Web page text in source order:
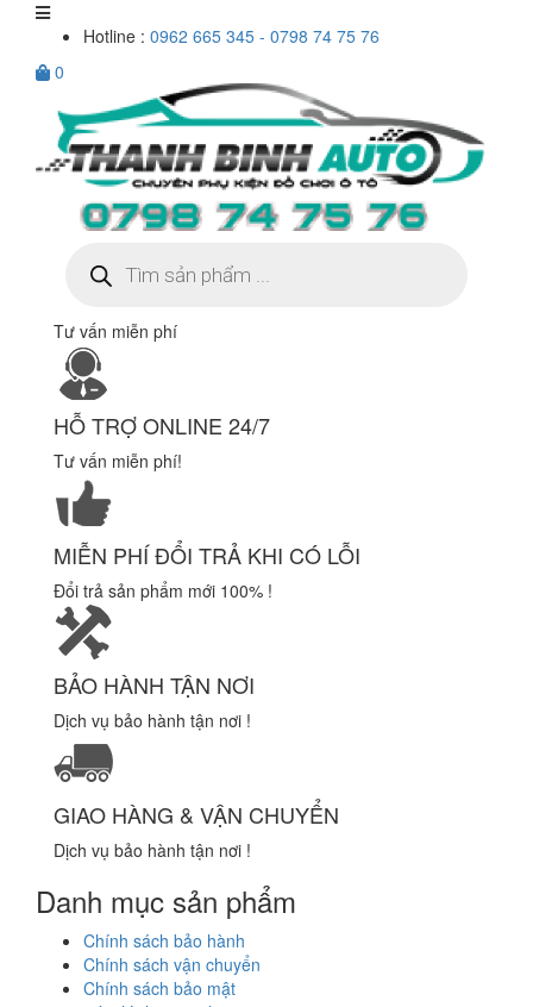
Hotline : 0962 665 345 - 0798 74 75 76
0
kiếm
sản
Tư vấn miễn phí
HỖ TRỢ ONLINE 24/7
Tư vấn miễn phí!
MIỄN PHÍ ĐỔI TRẢ KHI CÓ LỖI
Đổi trả sản phẩm mới 100% !
BẢO HÀNH TẬN NƠI
Dịch vụ bảo hành tận nơi !
GIAO HÀNG & VẬN CHUYỂN
Dịch vụ bảo hành tận nơi !
Danh mục sản phẩm
Chính sách bảo hành
Chính sách vận chuyển
Chính sách bảo mật